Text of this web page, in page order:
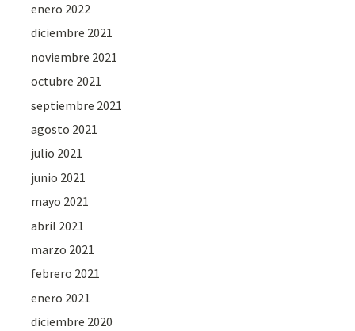
enero 2022
diciembre 2021
noviembre 2021
octubre 2021
septiembre 2021
agosto 2021
julio 2021
junio 2021
mayo 2021
abril 2021
marzo 2021
febrero 2021
enero 2021
diciembre 2020